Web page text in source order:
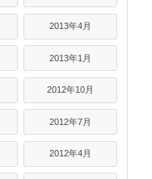
2013年4月
2013年1月
2012年10月
2012年7月
2012年4月